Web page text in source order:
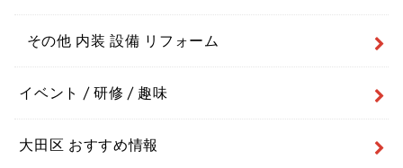
その他 内装 設備 リフォーム
イベント / 研修 / 趣味
大田区 おすすめ情報